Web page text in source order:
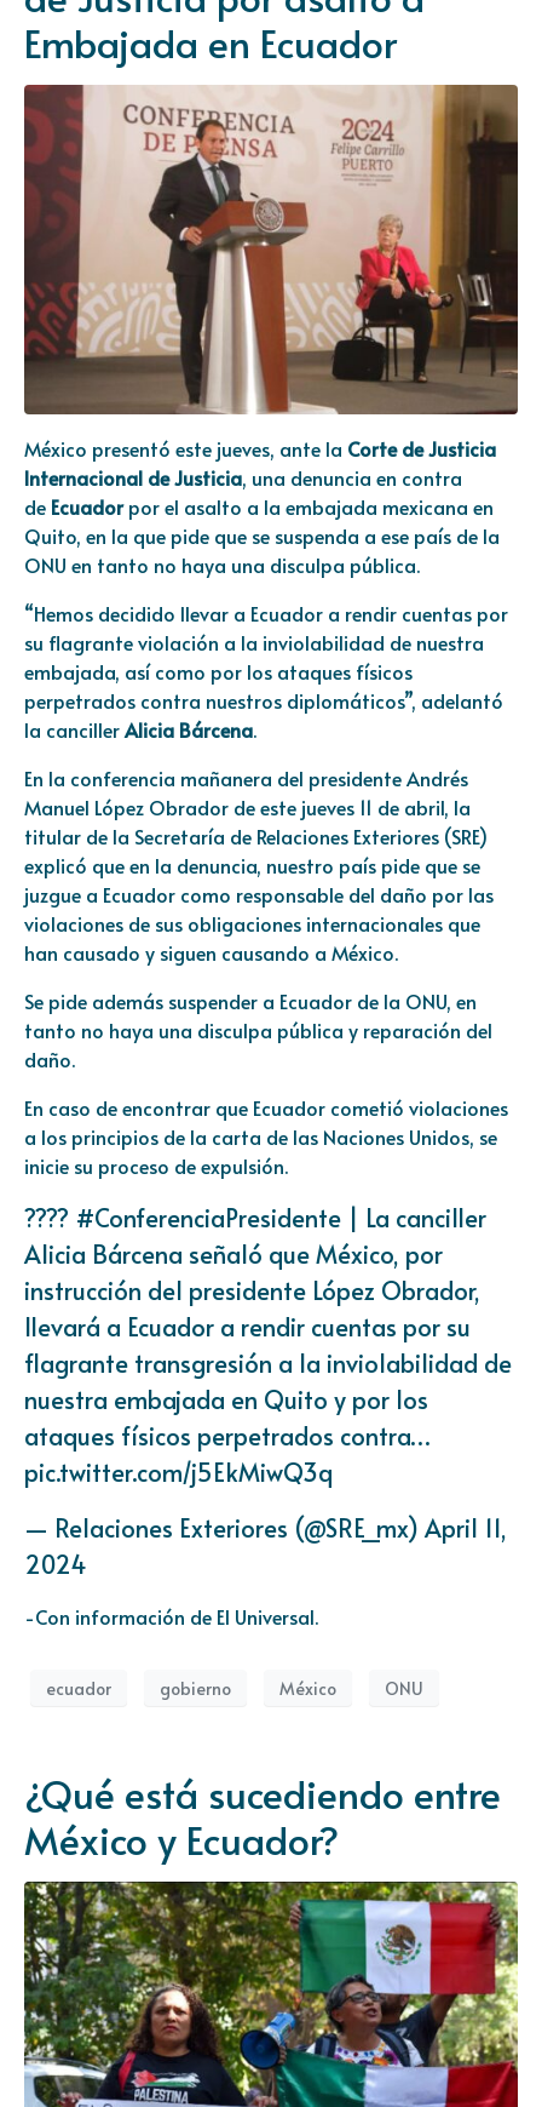
Embajada en Ecuador
México presentó este jueves, ante la Corte de Justicia
Internacional de Justicia, una denuncia en contra
de Ecuadorpor el asalto a la embajada mexicana en
Quito, en la que pide que se suspenda a ese país de la
ONU en tanto no haya una disculpa pública.
“Hemos decidido llevar a Ecuador a rendir cuentas por
su flagrante violación a la inviolabilidad de nuestra
embajada, así como por los ataques físicos
perpetrados contra nuestros diplomáticos”, adelantó
la cancillerAlicia Bárcena.
En la conferencia mañanera del presidente Andrés
Manuel López Obrador de este jueves 11 de abril, la
titular de la Secretaría de Relaciones Exteriores (SRE)
explicó que en la denuncia, nuestro país pide que se
juzgue a Ecuador como responsable del daño por las
violaciones de sus obligaciones internacionales que
han causado y siguen causando a México.
Se pide además suspender a Ecuador de la ONU, en
tanto no haya una disculpa pública y reparación del
daño.
En caso de encontrar que Ecuador cometió violaciones
a los principios de la carta de las Naciones Unidos, se
inicie su proceso de expulsión.
???? #ConferenciaPresidente | La canciller
Alicia Bárcena señaló que México, por
instrucción del presidente López Obrador,
llevará a Ecuador a rendir cuentas por su
flagrante transgresión a la inviolabilidad de
nuestra embajada en Quito y por los
ataques físicos perpetrados contra…
pic.twitter.com/j5EkMiwQ3q
— Relaciones Exteriores (@SRE_mx)April 11,
2024
-Con información de El Universal.
ecuador gobierno México ONU
¿Qué está sucediendo entre
México y Ecuador?